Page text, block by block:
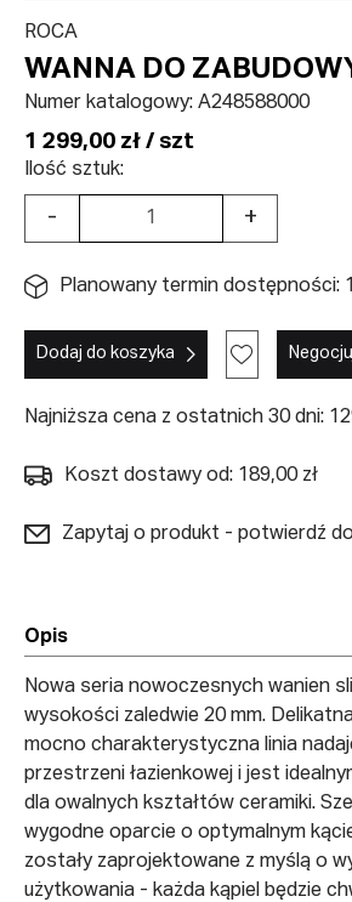
ROCA
WANNA DO
Numer katalogowy: A248588000
1 299,00 zł / szt
Ilość sztuk:
- +
Planowany termin dostępności:
Dodaj do koszyka
Najniższa cena z ostatnich 30 dni:
Koszt dostawy od: 189,00 zł
Zapytaj o produkt - potwierdź
Opis
Nowa seria nowoczesnych wanien
wysokości zaledwie 20 mm.
mocno charakterystyczna linia
przestrzeni łazienkowej i jest
dla owalnych kształtów ceramiki.
wygodne oparcie o optymalnym
zostały zaprojektowane z myślą o
użytkowania - każda kąpiel będzie